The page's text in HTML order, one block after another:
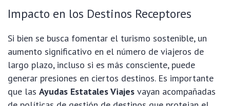
Impacto en los Destinos Receptores
Si bien se busca fomentar el turismo sostenible, un
aumento significativo en el número de viajeros de
largo plazo, incluso si es más consciente, puede
generar presiones en ciertos destinos. Es importante
que las Ayudas Estatales Viajes vayan acompañadas